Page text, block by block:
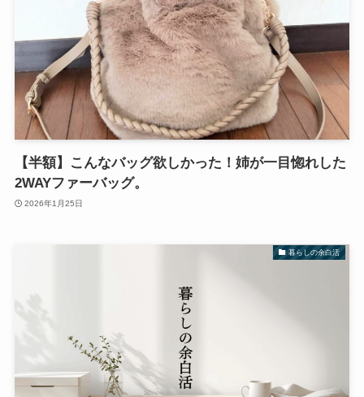
【半額】こんなバッグ欲しかった！姉が一目惚れした
2WAYファーバッグ。
2026年1月25日
暮らしの余白活